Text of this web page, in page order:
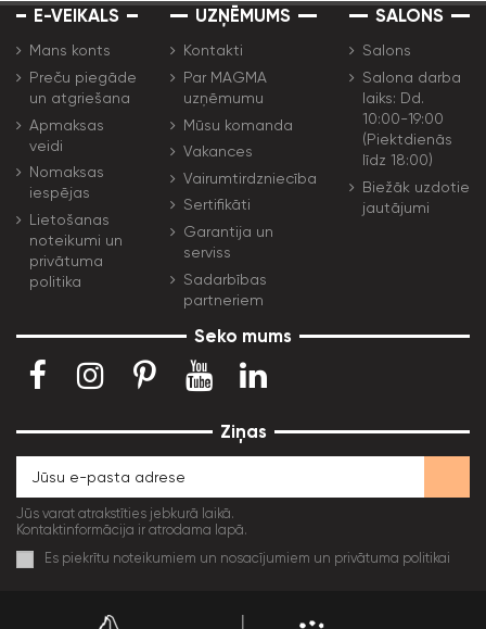
E-VEIKALS
Mans konts
Preču piegāde
un atgriešana
Apmaksas
veidi
Nomaksas
iespējas
Lietošanas
noteikumi un
privātuma
politika
UZŅĒMUMS
Kontakti
Par MAGMA
uzņēmumu
Mūsu komanda
Vakances
Vairumtirdzniecība
Sertifikāti
Garantija un
serviss
Sadarbības
partneriem
SALONS
Salons
Salona darba
laiks: Dd.
10:00-19:00
(Piektdienās
līdz 18:00)
Biežāk uzdotie
jautājumi
Seko mums
Ziņas
Jūs varat atrakstīties jebkurā laikā.
Kontaktinformācija ir atrodama lapā.
Es piekrītu noteikumiem un nosacījumiem un privātuma politikai